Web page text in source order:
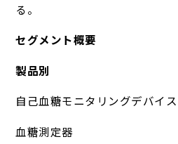
る。
セグメント概要
製品別
自己血糖モニタリングデバイス
血糖測定器